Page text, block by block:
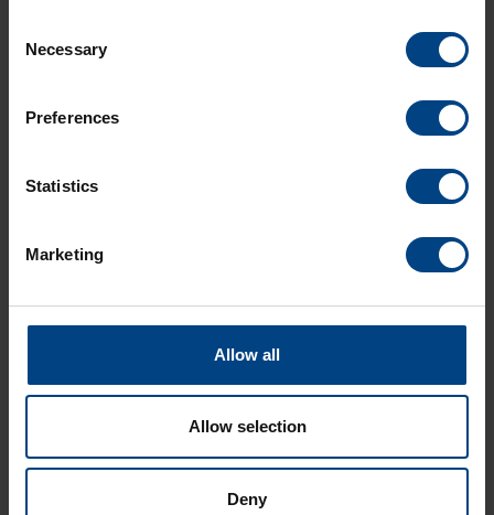
Selection
Necessary
Preferences
Statistics
Marketing
Allow all
Allow selection
Deny